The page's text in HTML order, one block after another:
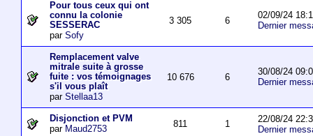
Pour tous ceux qui ont
connu la colonie
SESSERAC
par Sofy
3 305 6
02/09/24
Dernier
Remplacement valve
mitrale suite à grosse
fuite : vos témoignages
s'il vous plaît
par Stellaa13
10 676 6
30/08/24
Dernier
Disjonction et PVM
par Maud2753 811 1
22/08/24
Dernier